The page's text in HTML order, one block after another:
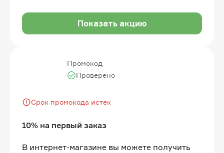
Показать акцию
Промокод
10% на первый заказ
Срок промокода истёк
Проверено
В интернет-магазине вы можете получить